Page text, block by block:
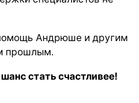
Андрюше и другим
прошлым.
стать счастливее!